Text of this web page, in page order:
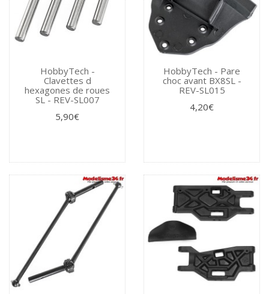
HobbyTech -
Clavettes d
hexagones de roues
SL - REV-SL007
5,90€
HobbyTech - Pare
choc avant BX8SL -
REV-SL015
4,20€